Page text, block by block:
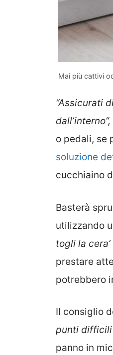
Mai più cattivi
“Assicurati
dall’interno”,
o pedali, se
soluzione
cucchiaino
Basterà
utilizzando
togli la
prestare
potrebbero
Il consiglio
punti difficili
panno in